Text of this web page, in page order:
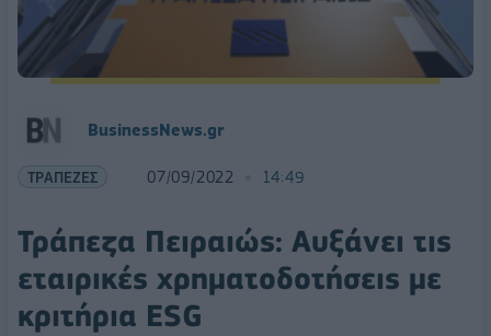
BusinessNews.gr
ΤΡΑΠΕΖΕΣ 07/09/2022 14:49
Τράπεζα Πειραιώς: Αυξάνει τις
εταιρικές χρηματοδοτήσεις με
κριτήρια ESG